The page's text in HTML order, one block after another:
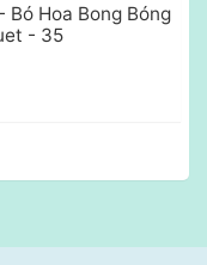
Bó Hoa Bong Bóng
- 35